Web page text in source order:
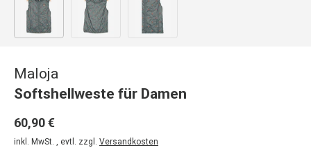
Bild 1 in Galerieansicht laden
Maloja
Softshellweste für Damen
60,90 €
inkl. MwSt. , evtl. zzgl. Versandkosten